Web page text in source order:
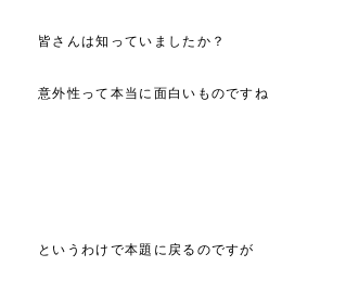
皆さんは知っていましたか？
意外性って本当に面白いものですね
というわけで本題に戻るのですが